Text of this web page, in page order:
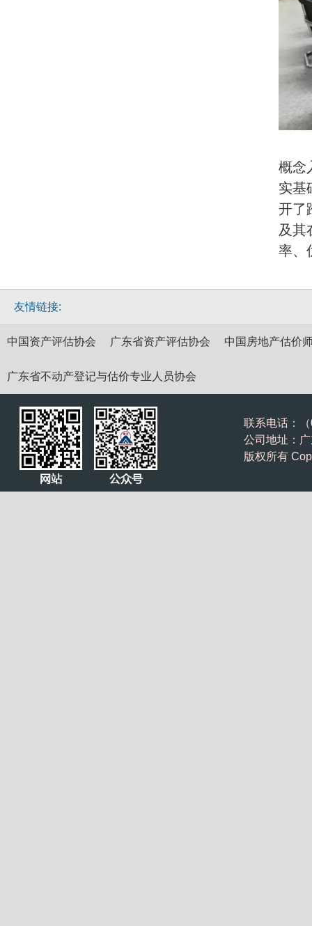
概念
实基
开了
及其
率、
友情链接:
中国资产评估协会 广东省资产评估协会 中国房地产估价
广东省不动产登记与估价专业人员协会
联系电话：
公司地址：
版权所有